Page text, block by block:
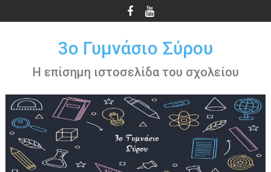
στο
3ο Γυμνάσιο Σύρου
Η επίσημη ιστοσελίδα του σχολείου